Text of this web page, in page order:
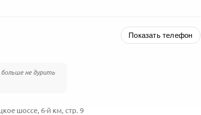
не дурить
шоссе, 6-й км, стр. 9
Показать телефон